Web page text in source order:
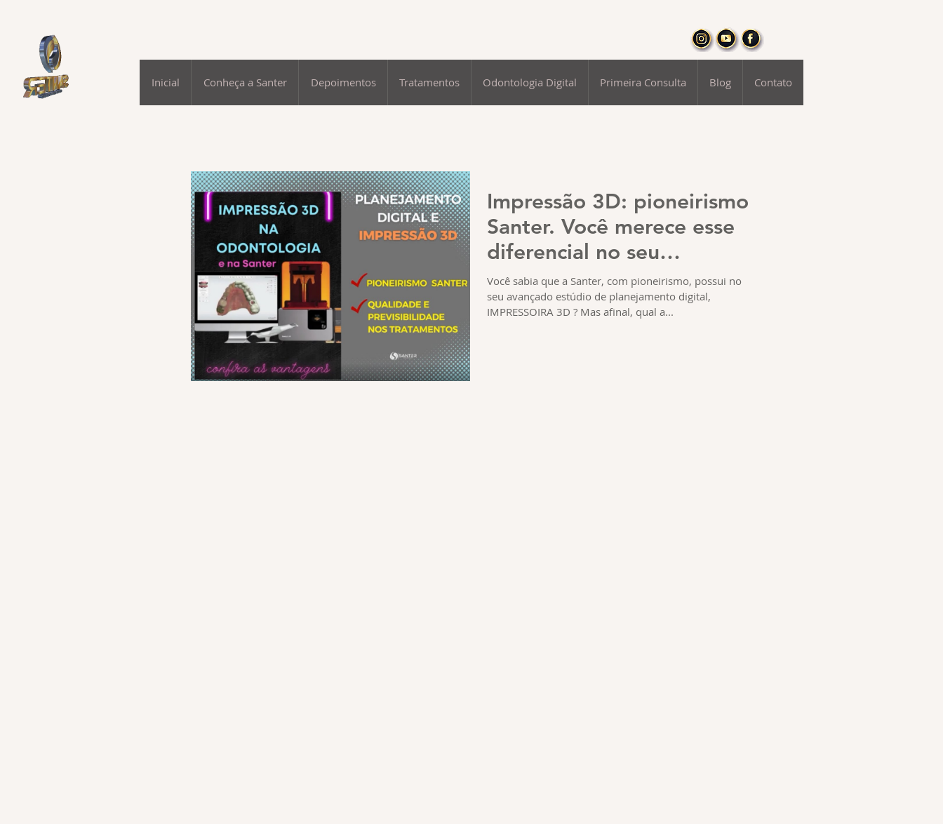
Inicial Conheça a Santer Depoimentos Tratamentos Odontologia Digital Primeira Consulta Blog Contato
Impressão 3D: pioneirismo
Santer. Você merece esse
diferencial no seu
tratamento.
Você sabia que a Santer, com pioneirismo, possui no
seu avançado estúdio de planejamento digital,
IMPRESSOIRA 3D ? Mas afinal, qual a...